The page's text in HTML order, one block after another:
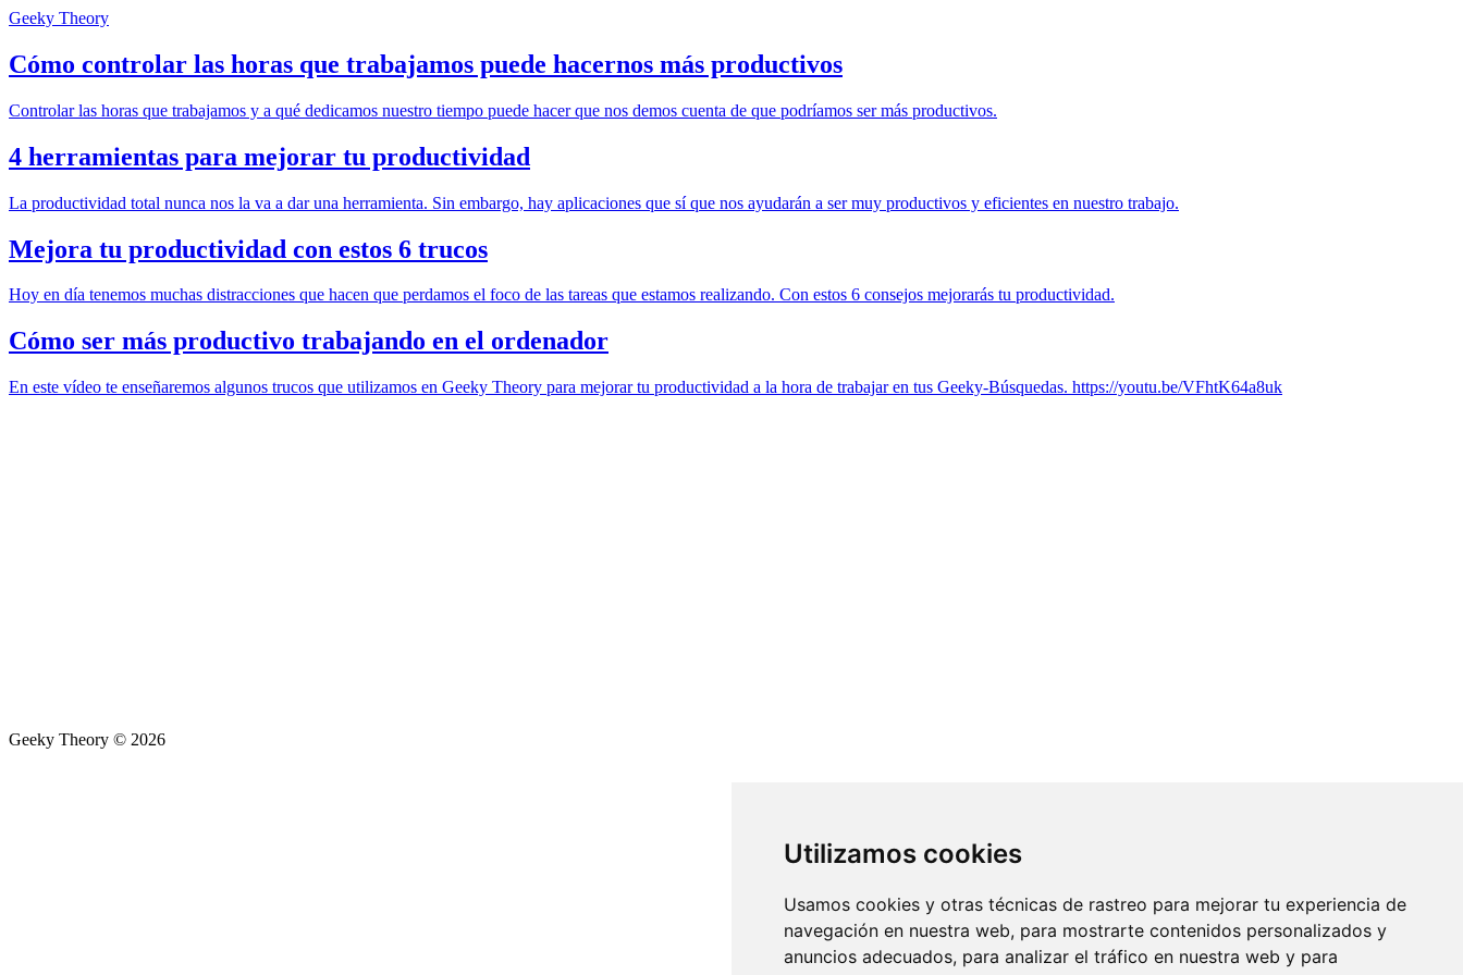
Utilizamos cookies
Usamos cookies y otras técnicas de rastreo para mejorar tu experiencia de
navegación en nuestra web, para mostrarte contenidos personalizados y
anuncios adecuados, para analizar el tráfico en nuestra web y para
Geeky Theory
Cómo controlar las horas que trabajamos puede hacernos más productivos
Controlar las horas que trabajamos y a qué dedicamos nuestro tiempo puede hacer que nos demos cuenta de que podríamos ser más productivos.
4 herramientas para mejorar tu productividad
La productividad total nunca nos la va a dar una herramienta. Sin embargo, hay aplicaciones que sí que nos ayudarán a ser muy productivos y eficientes en nuestro trabajo.
Mejora tu productividad con estos 6 trucos
Hoy en día tenemos muchas distracciones que hacen que perdamos el foco de las tareas que estamos realizando. Con estos 6 consejos mejorarás tu productividad.
Cómo ser más productivo trabajando en el ordenador
En este vídeo te enseñaremos algunos trucos que utilizamos en Geeky Theory para mejorar tu productividad a la hora de trabajar en tus Geeky-Búsquedas. https://youtu.be/VFhtK64a8uk
Geeky Theory © 2026